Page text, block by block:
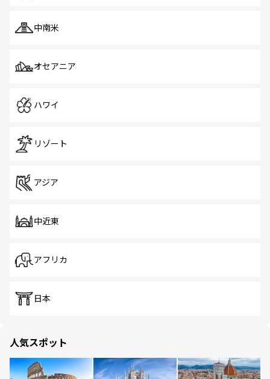
中南米
オセアニア
ハワイ
リゾート
アジア
中近東
アフリカ
日本
人気スポット